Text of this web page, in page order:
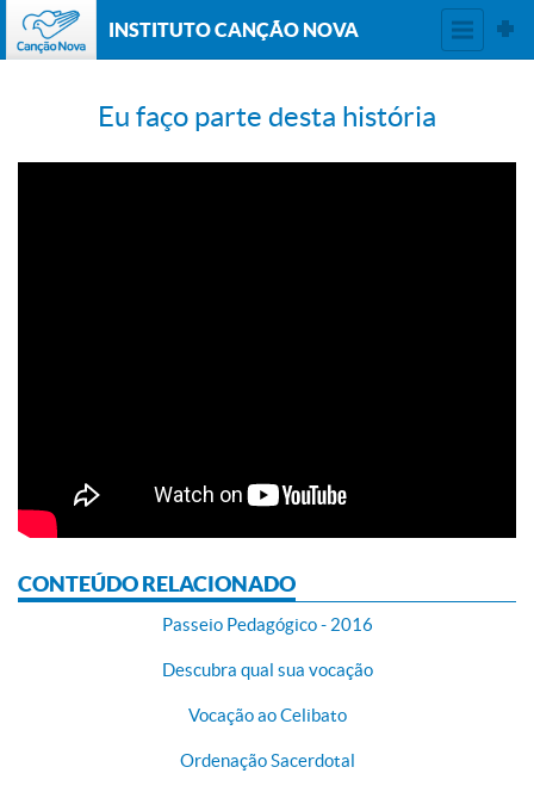
INSTITUTO CANÇÃO NOVA
Eu faço parte desta história
CONTEÚDO RELACIONADO
Passeio Pedagógico - 2016
Descubra qual sua vocação
Vocação ao Celibato
Ordenação Sacerdotal